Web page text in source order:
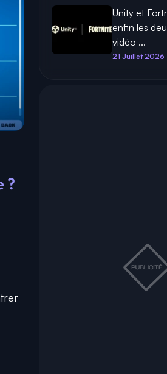
?
Unity et
enfin les
vidéo ...
21 Juillet 2026